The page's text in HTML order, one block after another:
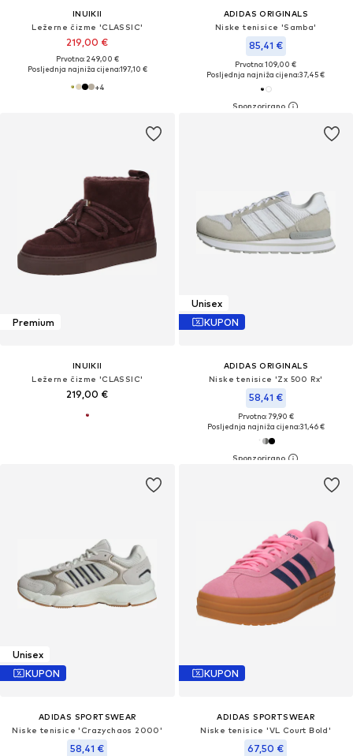
INUIKII
Ležerne čizme 'CLASSIC'
219,00 €
Prvotno: 249,00 €
Posljednja najniža cijena:197,10 €
+4
ADIDAS ORIGINALS
Niske tenisice 'Samba'
85,41 €
Prvotno: 109,00 €
Posljednja najniža cijena:37,45 €
Premium
INUIKII
Ležerne čizme 'CLASSIC'
219,00 €
Unisex
KUPON
ADIDAS ORIGINALS
Niske tenisice 'Zx 500 Rx'
58,41 €
Prvotno: 79,90 €
Posljednja najniža cijena:31,46 €
Unisex
KUPON
ADIDAS SPORTSWEAR
Niske tenisice 'Crazychaos 2000'
58,41 €
KUPON
ADIDAS SPORTSWEAR
Niske tenisice 'VL Court Bold'
67,50 €